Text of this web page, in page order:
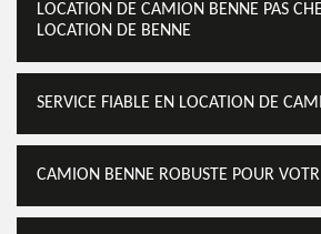
LOCATION DE CAMION BENNE PAS
LOCATION DE BENNE
SERVICE FIABLE EN LOCATION DE
CAMION BENNE ROBUSTE POUR